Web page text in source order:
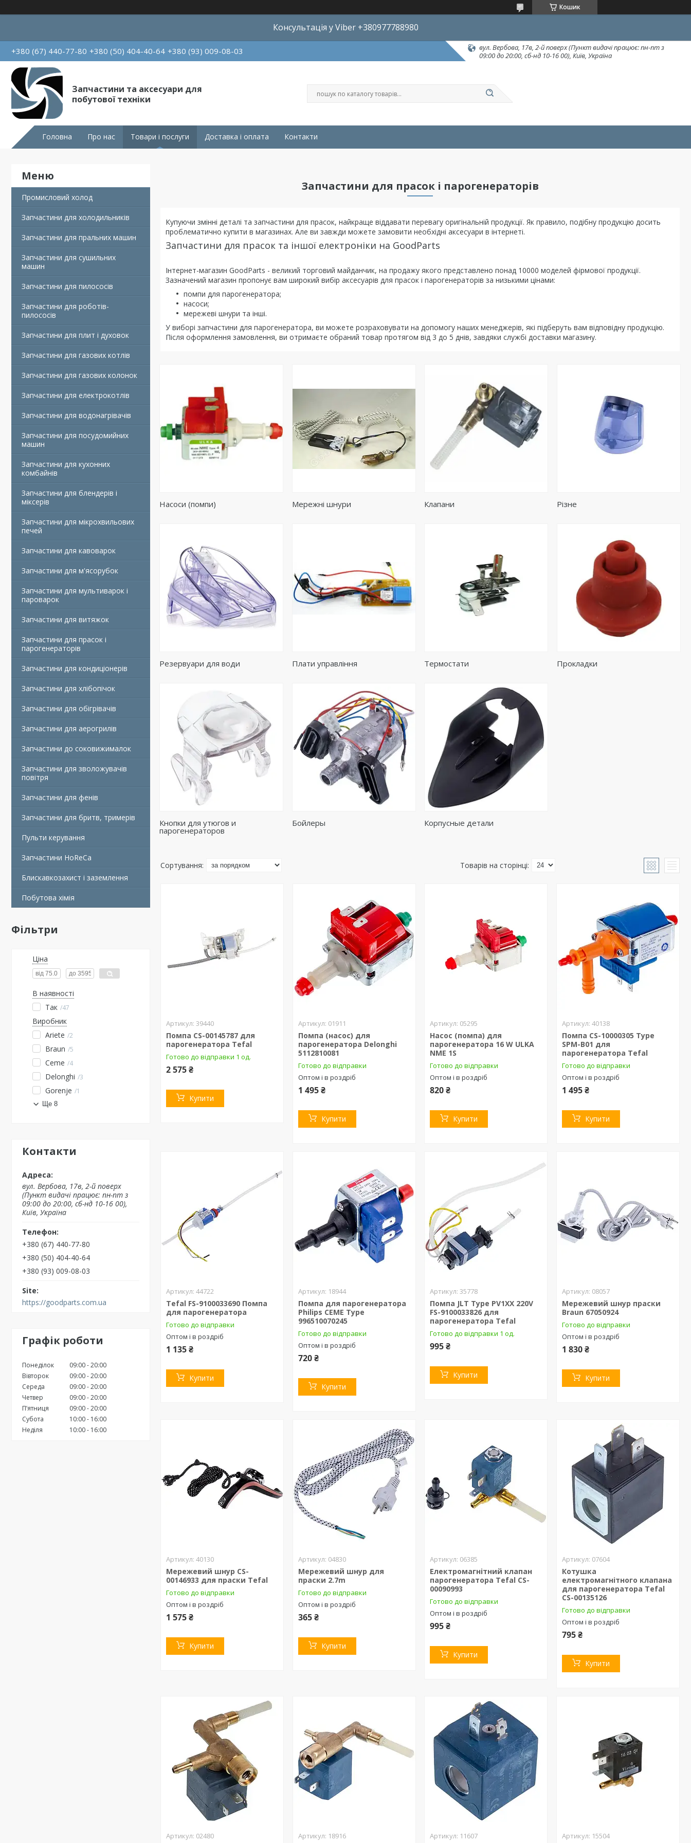
Кошик
Консультація у Viber +380977788980
+380 (67) 440-77-80 +380 (50) 404-40-64 +380 (93) 009-08-03
вул. Вербова, 17в, 2-й поверх (Пункт видачі працює: пн-пт з
09:00 до 20:00, сб-нд 10-16 00), Київ, Україна
Запчастини та аксесуари для
побутової техніки
Головна Про нас Товари і послуги Доставка і оплата Контакти
Промисловий холод
Запчастини для холодильників
Запчастини для пральних машин
Запчастини для сушильних
машин
Запчастини для пилососів
Запчастини для роботів-
пилососів
Запчастини для плит і духовок
Запчастини для газових котлів
Запчастини для газових колонок
Запчастини для електрокотлів
Запчастини для водонагрівачів
Запчастини для посудомийних
машин
Запчастини для кухонних
комбайнів
Запчастини для блендерів і
міксерів
Запчастини для мікрохвильових
печей
Запчастини для кавоварок
Запчастини для м'ясорубок
Запчастини для мультиварок і
пароварок
Запчастини для витяжок
Запчастини для прасок і
парогенераторів
Запчастини для кондиціонерів
Запчастини для хлібопічок
Запчастини для обігрівачів
Запчастини для аерогрилів
Запчастини до соковижималок
Запчастини для зволожувачів
повітря
Запчастини для фенів
Запчастини для бритв, тримерів
Пульти керування
Запчастини HoReCa
Блискавкозахист і заземлення
Побутова хімія
Фільтри
Ціна
В наявності
Так 47
Виробник
Ariete 2
Braun 5
Ceme 4
Delonghi 3
Gorenje 1
Ще 8
Контакти
вул. Вербова, 17в, 2-й поверх
(Пункт видачі працює: пн-пт з
09:00 до 20:00, сб-нд 10-16 00),
Київ, Україна
+380 (67) 440-77-80
+380 (50) 404-40-64
+380 (93) 009-08-03
https://goodparts.com.ua
Графік роботи
Понеділок 09:00 20:00
Вівторок
09:00 20:00
Середа
09:00 20:00
Четвер
09:00 20:00
Пʼятниця
09:00 20:00
Субота
10:00
16:00
Неділя
10:00 16:00
Запчастини для прасок і парогенераторів
Купуючи змінні деталі та запчастини для прасок, найкраще віддавати перевагу оригінальній продукції. Як правило, подібну продукцію досить
проблематично купити в магазинах. Але ви завжди можете замовити необхідні аксесуари в інтернеті.
Запчастини для прасок та іншої електроніки на GoodParts
Інтернет-магазин GoodParts - великий торговий майданчик, на продажу якого представлено понад 10000 моделей фірмової продукції.
Зазначений магазин пропонує вам широкий вибір аксесуарів для прасок і парогенераторів за низькими цінами:
помпи для парогенератора;
насоси;
мережеві шнури та інші.
У виборі запчастини для парогенератора, ви можете розраховувати на допомогу наших менеджерів, які підберуть вам відповідну продукцію.
Після оформлення замовлення, ви отримаєте обраний товар протягом від 3 до 5 днів, завдяки службі доставки магазину.
Насоси (помпи) Мережні шнури Клапани Різне
Резервуари для води Плати управління Термостати Прокладки
Кнопки для утюгов и
парогенераторов
Бойлеры Корпусные детали
39440
Помпа CS-00145787 для
парогенератора Tefal
Готово до відправки 1 од.
2 575 ₴
Купити
01911
Помпа (насос) для
парогенератора Delonghi
5112810081
Готово до відправки
Оптом і в роздріб
1 495 ₴
Купити
05295
Насос (помпа) для
парогенератора 16 W ULKA
NME 1S
Готово до відправки
Оптом і в роздріб
820 ₴
Купити
40138
Помпа CS-10000305 Type
SPM-B01 для
парогенератора Tefal
Готово до відправки
Оптом і в роздріб
1 495 ₴
Купити
44722
Tefal FS-9100033690 Помпа
для парогенератора
Готово до відправки
Оптом і в роздріб
1 135 ₴
Купити
18944
Помпа для парогенератора
Philips CEME Type
996510070245
Готово до відправки
Оптом і в роздріб
720 ₴
Купити
35778
Помпа JLT Type PV1XX 220V
FS-9100033826 для
парогенератора Tefal
Готово до відправки 1 од.
995 ₴
Купити
08057
Мережевий шнур праски
Braun 67050924
Готово до відправки
Оптом і в роздріб
1 830 ₴
Купити
40130
Мережевий шнур CS-
00146933 для праски Tefal
Готово до відправки
Оптом і в роздріб
1 575 ₴
Купити
04830
Мережевий шнур для
праски 2.7m
Готово до відправки
Оптом і в роздріб
365 ₴
Купити
06385
Електромагнітний клапан
парогенератора Tefal CS-
00090993
Готово до відправки
Оптом і в роздріб
995 ₴
Купити
07604
Котушка
електромагнітного клапана
для парогенератора Tefal
CS-00135126
Готово до відправки
Оптом і в роздріб
795 ₴
Купити
02480 18916 11607 15504